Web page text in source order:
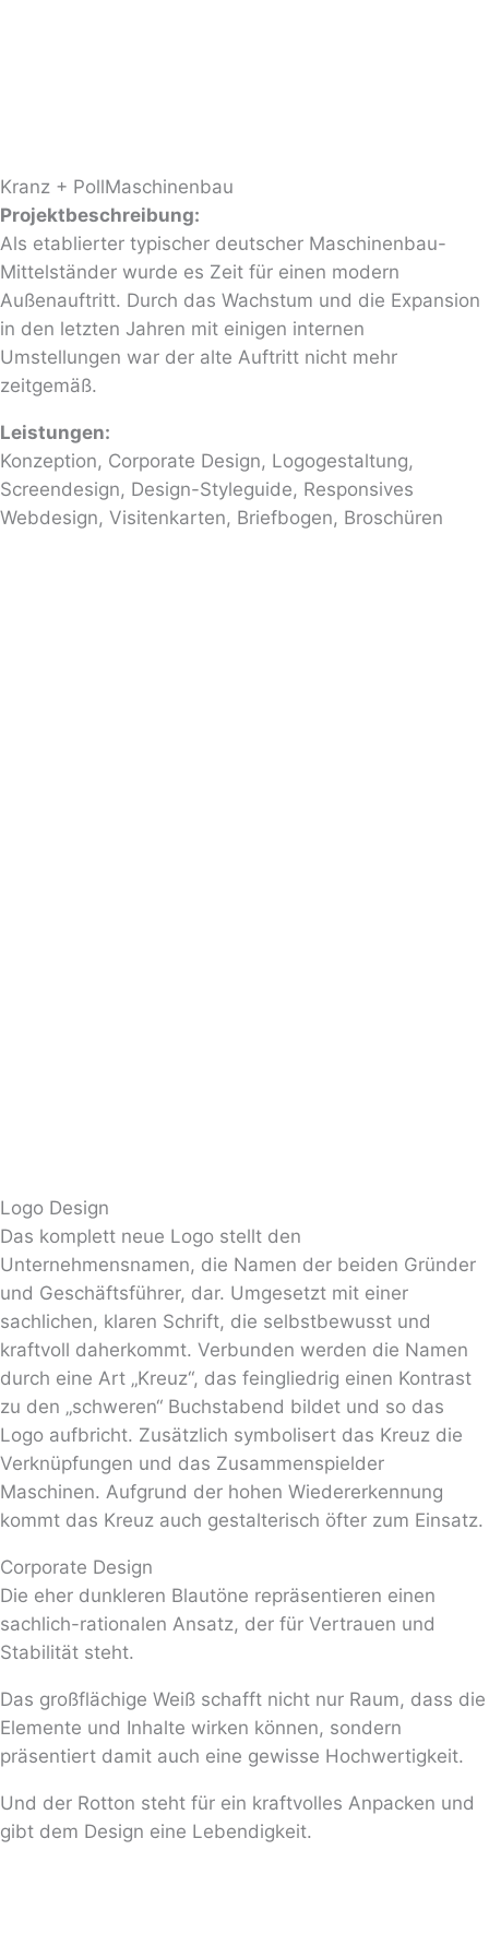
Kranz + PollMaschinenbau
Projektbeschreibung:
Als etablierter typischer deutscher Maschinenbau-
Mittelständer wurde es Zeit für einen modern
Außenauftritt. Durch das Wachstum und die Expansion
in den letzten Jahren mit einigen internen
Umstellungen war der alte Auftritt nicht mehr
zeitgemäß.
Leistungen:
Konzeption, Corporate Design, Logogestaltung,
Screendesign, Design-Styleguide, Responsives
Webdesign, Visitenkarten, Briefbogen, Broschüren
Logo Design
Das komplett neue Logo stellt den
Unternehmensnamen, die Namen der beiden Gründer
und Geschäftsführer, dar. Umgesetzt mit einer
sachlichen, klaren Schrift, die selbstbewusst und
kraftvoll daherkommt. Verbunden werden die Namen
durch eine Art „Kreuz“, das feingliedrig einen Kontrast
zu den „schweren“ Buchstabend bildet und so das
Logo aufbricht. Zusätzlich symbolisert das Kreuz die
Verknüpfungen und das Zusammenspielder
Maschinen. Aufgrund der hohen Wiedererkennung
kommt das Kreuz auch gestalterisch öfter zum Einsatz.
Corporate Design
Die eher dunkleren Blautöne repräsentieren einen
sachlich-rationalen Ansatz, der für Vertrauen und
Stabilität steht.
Das großflächige Weiß schafft nicht nur Raum, dass die
Elemente und Inhalte wirken können, sondern
präsentiert damit auch eine gewisse Hochwertigkeit.
Und der Rotton steht für ein kraftvolles Anpacken und
gibt dem Design eine Lebendigkeit.